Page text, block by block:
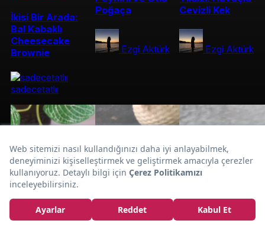
Kremasız
Mantar Çorbası
Tarifi
İkisi Bir Arada:
Bal Kabaklı
Cheesecake
Brownie
sadecetatlıı
Poğaça
Ezgi Aktürk
Cevizli Kek
Ezgi Aktürk